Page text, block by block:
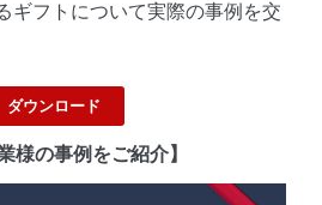
ギフトについて実際の事例を交
ダウンロード
様の事例をご紹介】